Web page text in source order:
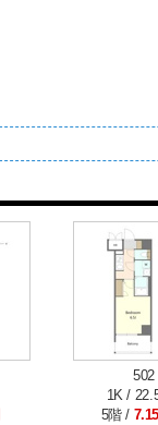
502
1K /
5階 /